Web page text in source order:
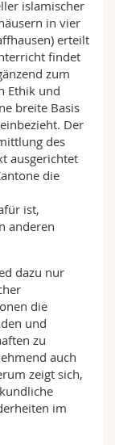
islamischer
in vier
erteilt
findet
zum
Ethik und
breite Basis
Der
des
ausgerichtet
die
ist,
anderen
dazu nur
die
und
zu
auch
zeigt sich,
im